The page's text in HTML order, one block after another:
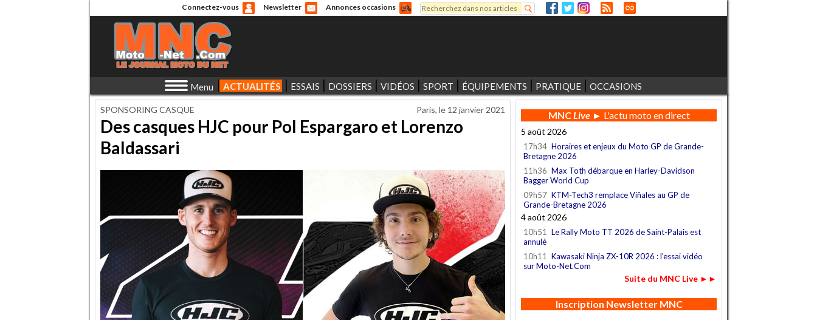
Connectez-vous Newsletter Annonces occasions
Formulaire de recherche
Rechercher
Menu ACTUALITÉS ESSAIS DOSSIERS VIDÉOS SPORT ÉQUIPEMENTS PRATIQUE OCCASIONS
SPONSORING CASQUE Paris, le 12 janvier 2021
Des casques HJC pour Pol Espargaro et Lorenzo
Baldassari
MNCLive► L'actu moto en direct
5 août 2026
17h34 Horaires et enjeux du Moto GP de Grande-
Bretagne 2026
11h36 Max Toth débarque en Harley-Davidson
Bagger World Cup
09h57 KTM-Tech3 remplace Viñales au GP de
Grande-Bretagne 2026
4 août 2026
10h51
Le Rally Moto TT 2026 de Saint-Palais est
annulé
10h11
Kawasaki Ninja ZX-10R 2026 : l'essai vidéo
sur Moto-Net.Com
Suite du MNC Live ►►
Inscription Newsletter MNC